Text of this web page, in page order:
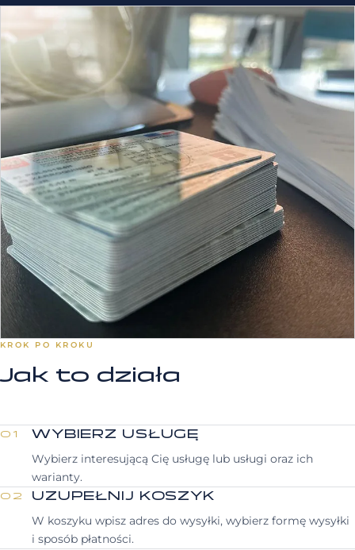
KROK PO KROKU
Jak to działa
01
WYBIERZ USŁUGĘ
Wybierz interesującą Cię usługę lub usługi oraz ich
warianty.
02
UZUPEŁNIJ KOSZYK
W koszyku wpisz adres do wysyłki, wybierz formę wysyłki
i sposób płatności.